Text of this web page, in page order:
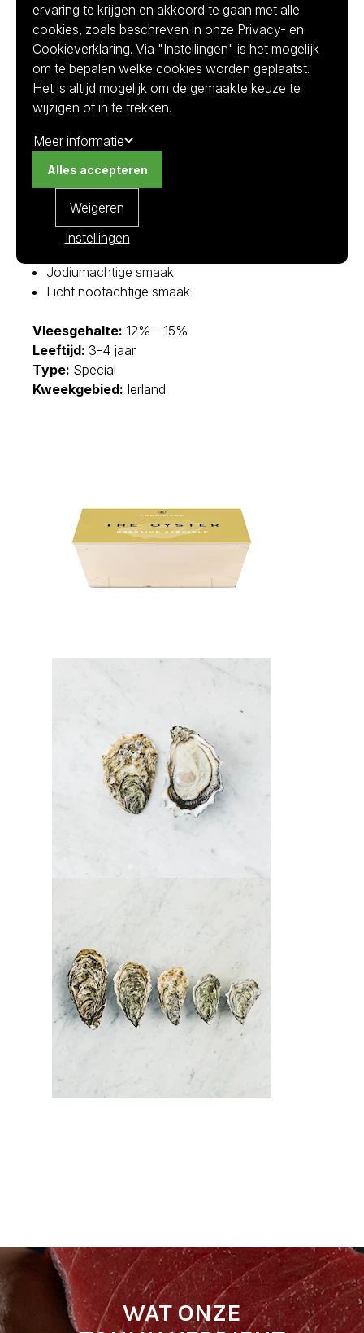
De Prestige Spéciale oester wordt gedurende bijna
3 jaar verrijkt met alle voedingsstoffen die onze
uitzonderlijke wateren bieden. Het oesterzaad komt
uit Frankrijk en groeit op in Ierse oesterterroirs. De
kweek en kwaliteit van onze oesters worden het
hele jaar door gecontroleerd, dankzij jarenlange
ervaring.
Smaak:
Vlezige oester
Knapperige textuur
Jodiumachtige smaak
Licht nootachtige smaak
Vleesgehalte: 12% - 15%
Leeftijd: 3-4 jaar
Type: Special
Kweekgebied: Ierland
WAT ONZE
ervaring te krijgen en akkoord te gaan met alle
cookies, zoals beschreven in onze Privacy- en
Cookieverklaring. Via "Instellingen" is het mogelijk
om te bepalen welke cookies worden geplaatst.
Het is altijd mogelijk om de gemaakte keuze te
wijzigen of in te trekken.
Meer informatie
Instellingen
Weigeren
Alles accepteren